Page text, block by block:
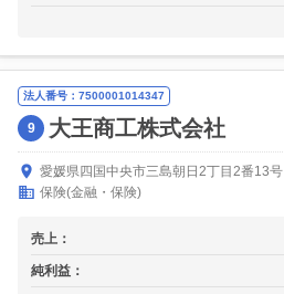
法人番号：7500001014347
9 大王商工株式会社
愛媛県四国中央市三島朝日2丁目2番13号
保険(金融・保険)
売上：
純利益：